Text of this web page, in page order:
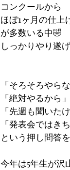
コンクールから
ほぼ1ヶ月の仕上
が多数いる中🤣
しっかりやり遂
「そろそろやら
「絶対やるから」
「先週も聞いた
「発表会ではき
という押し問答
今年は5年生が沢